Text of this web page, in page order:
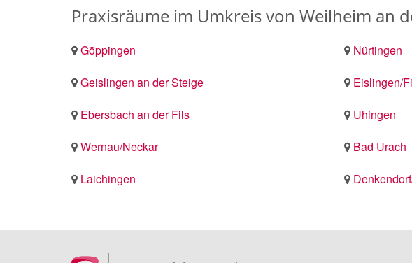
Praxisräume im Umkreis von Weilheim an
Göppingen Nürtingen
Geislingen an der Steige
Eislingen/
Ebersbach an der Fils
Uhingen
Wernau/Neckar
Bad Urach
Laichingen